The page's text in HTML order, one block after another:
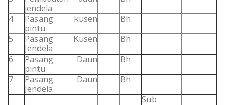
jendela
4
Pasang kusen
pintu
Bh
5
Pasang Kusen
Jendela
Bh
6
Pasang Daun
pintu
Bh
7
Pasang Daun
Jendela
Bh
Sub